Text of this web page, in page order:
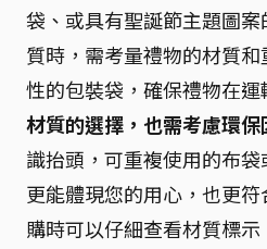
袋、或具有聖誕節主題圖
質時，需考量禮物的材質
性的包裝袋，確保禮物在運
材質的選擇，也需考慮環保
識抬頭，可重複使用的布袋
更能體現您的用心，也更
購時可以仔細查看材質標示